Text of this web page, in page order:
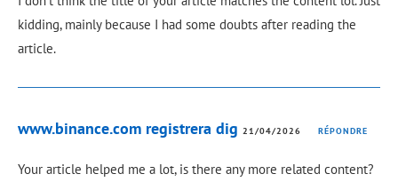
kidding, mainly because I had some doubts after reading the
article.
www.binance.com registrera dig 21/04/2026 RÉPONDRE
Your article helped me a lot, is there any more related content?